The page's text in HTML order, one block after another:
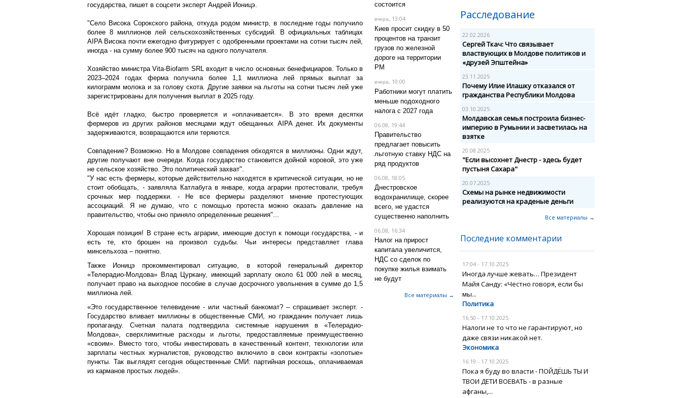
государства, пишет в соцсети эксперт Андрей Ионицэ.
"Село Висока Сорокского района, откуда родом министр, в последние годы получило
более 8 миллионов лей сельскохозяйственных субсидий. В официальных таблицах
AIPA Висока почти ежегодно фигурирует с одобренными проектами на сотни тысяч лей,
иногда - на сумму более 900 тысяч на одного получателя.
Хозяйство министра Vita-Biofarm SRL входит в число основных бенефициаров. Только в
2023–2024 годах ферма получила более 1,1 миллиона лей прямых выплат за
килограмм молока и за голову скота. Другие заявки на льготы на сотни тысяч лей уже
зарегистрированы для получения выплат в 2025 году.
Всё идёт гладко, быстро проверяется и «оплачивается». В это время десятки
фермеров из других районов месяцами ждут обещанных AIPA денег. Их документы
задерживаются, возвращаются или теряются.
Совпадение? Возможно. Но в Молдове совпадения обходятся в миллионы. Одни ждут,
другие получают вне очереди. Когда государство становится дойной коровой, это уже
не сельское хозяйство. Это политический захват".
"У нас есть фермеры, которые действительно находятся в критической ситуации, но не
стоит обобщать, - заявляла Катлабуга в январе, когда аграрии протестовали, требуя
срочных мер поддержки. - Не все фермеры разделяют мнение протестующих
ассоциаций. Я не думаю, что с помощью протеста можно оказать давление на
правительство, чтобы оно приняло определенные решения"...
Хорошая позиция! В стране есть аграрии, имеющие доступ к помощи государства, - и
есть те, кто брошен на произвол судьбы. Чьи интересы представляет глава
минсельхоза – понятно.
Также Ионицэ прокомментировал ситуацию, в которой генеральный директор
«Телерадио-Молдова» Влад Цуркану, имеющий зарплату около 61 000 лей в месяц,
получает право на выходное пособие в случае досрочного увольнения в сумме до 1,5
миллиона лей.
«Это государственное телевидение - или частный банкомат? – спрашивает эксперт. -
Государство вливает миллионы в общественные СМИ, но гражданин получает лишь
пропаганду. Счетная палата подтвердила системные нарушения в «Телерадио-
Молдова», сверхлимитные расходы и льготы, предоставляемые преимущественно
«своим». Вместо того, чтобы инвестировать в качественный контент, технологии или
зарплаты честных журналистов, руководство включило в свои контракты «золотые»
пункты. Так выглядят сегодня общественные СМИ: партийная роскошь, оплачиваемая
из карманов простых людей».
состоится
вчера, 13:04
Киев просит скидку в 50
процентов на транзит
грузов по железной
дороге на территории
РМ
вчера, 10:00
Работники могут платить
меньше подоходного
налога с 2027 года
06.08, 19:44
Правительство
предлагает повысить
льготную ставку НДС на
ряд продуктов
06.08, 18:05
Днестровское
водохранилище, скорее
всего, не удастся
существенно наполнить
06.08, 16:34
Налог на прирост
капитала увеличится,
НДС со сделок по
покупке жилья взимать
не будут
Все материалы →
Расследование
22.02.2026
Сергей Ткач: Что связывает
властвующих в Молдове политиков и
«друзей Эпштейна»
23.11.2025
Почему Илие Илашку отказался от
гражданства Республики Молдова
03.10.2025
Молдавская семья построила бизнес-
империю в Румынии и засветилась на
взятке
20.08.2025
"Если высохнет Днестр - здесь будет
пустыня Сахара"
20.07.2025
Схемы на рынке недвижимости
реализуются на краденые деньги
Все материалы →
Последние комментарии
17:04 - 17.10.2025
Иногда лучше жевать… Президент
Майя Санду: «Честно говоря, если бы
мы...
Политика
16:50 - 17.10.2025
Налоги не то что не гарантируют, но
даже связи никакой нет.
Экономика
16:19 - 17.10.2025
Пока я буду во власти - ПОЙДЁШЬ ТЫ И
ТВОИ ДЕТИ ВОЕВАТЬ - в разные
афганы,...